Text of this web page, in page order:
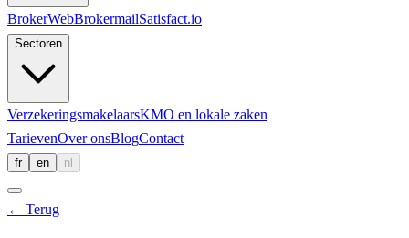
BrokerWebBrokermailSatisfact.io
Sectoren
VerzekeringsmakelaarsKMO en lokale zaken
TarievenOver onsBlogContact
fr en nl
← Terug